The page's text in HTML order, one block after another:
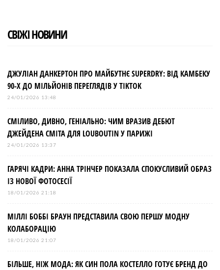
СВІЖІ НОВИНИ
ДЖУЛІАН ДАНКЕРТОН ПРО МАЙБУТНЄ SUPERDRY: ВІД КАМБЕКУ
90-Х ДО МІЛЬЙОНІВ ПЕРЕГЛЯДІВ У TIKTOK
24/01/2026 13:48
СМІЛИВО, ДИВНО, ГЕНІАЛЬНО: ЧИМ ВРАЗИВ ДЕБЮТ
ДЖЕЙДЕНА СМІТА ДЛЯ LOUBOUTIN У ПАРИЖІ
24/01/2026 13:37
ГАРЯЧІ КАДРИ: АННА ТРІНЧЕР ПОКАЗАЛА СПОКУСЛИВИЙ ОБРАЗ
ІЗ НОВОЇ ФОТОСЕСІЇ
18/01/2026 21:18
МІЛЛІ БОББІ БРАУН ПРЕДСТАВИЛА СВОЮ ПЕРШУ МОДНУ
КОЛАБОРАЦІЮ
18/01/2026 21:07
БІЛЬШЕ, НІЖ МОДА: ЯК СИН ПОЛА КОСТЕЛЛО ГОТУЄ БРЕНД ДО